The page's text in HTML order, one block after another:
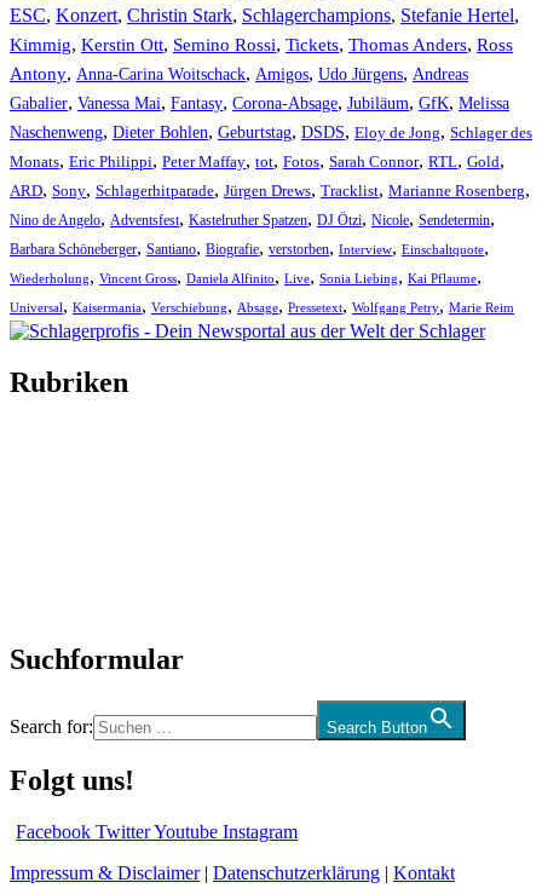
ESC, Konzert, Christin Stark, Schlagerchampions, Stefanie Hertel,
Kimmig, Kerstin Ott, Semino Rossi, Tickets, Thomas Anders, Ross
Antony, Anna-Carina Woitschack, Amigos, Udo Jürgens, Andreas
Gabalier, Vanessa Mai, Fantasy, Corona-Absage, Jubiläum, GfK, Melissa
Naschenweng, Dieter Bohlen, Geburtstag, DSDS, Eloy de Jong, Schlager des
Monats, Eric Philippi, Peter Maffay, tot, Fotos, Sarah Connor, RTL, Gold,
ARD, Sony, Schlagerhitparade, Jürgen Drews, Tracklist, Marianne Rosenberg,
Nino de Angelo, Adventsfest, Kastelruther Spatzen, DJ Ötzi, Nicole, Sendetermin,
Barbara Schöneberger, Santiano, Biografie, verstorben, Interview, Einschaltquote,
Wiederholung, Vincent Gross, Daniela Alfinito, Live, Sonia Liebing, Kai Pflaume,
Universal, Kaisermania, Verschiebung, Absage, Pressetext, Wolfgang Petry, Marie Reim
Rubriken
Suchformular
Search for: Search Button
Folgt uns!
Facebook TwitterYoutube Instagram
Impressum & Disclaimer| Datenschutzerklärung | Kontakt